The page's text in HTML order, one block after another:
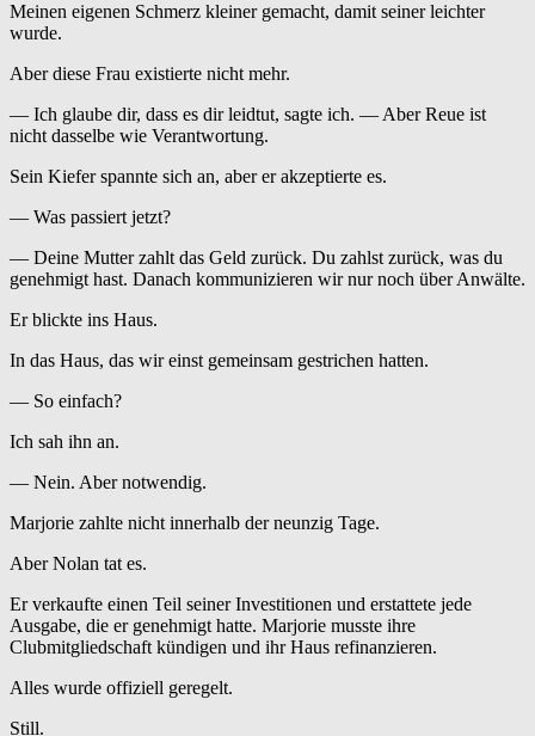
Meinen eigenen Schmerz kleiner gemacht, damit seiner leichter
wurde.
Aber diese Frau existierte nicht mehr.
— Ich glaube dir, dass es dir leidtut, sagte ich. — Aber Reue ist
nicht dasselbe wie Verantwortung.
Sein Kiefer spannte sich an, aber er akzeptierte es.
— Was passiert jetzt?
— Deine Mutter zahlt das Geld zurück. Du zahlst zurück, was du
genehmigt hast. Danach kommunizieren wir nur noch über Anwälte.
Er blickte ins Haus.
In das Haus, das wir einst gemeinsam gestrichen hatten.
— So einfach?
Ich sah ihn an.
— Nein. Aber notwendig.
Marjorie zahlte nicht innerhalb der neunzig Tage.
Aber Nolan tat es.
Er verkaufte einen Teil seiner Investitionen und erstattete jede
Ausgabe, die er genehmigt hatte. Marjorie musste ihre
Clubmitgliedschaft kündigen und ihr Haus refinanzieren.
Alles wurde offiziell geregelt.
Still.